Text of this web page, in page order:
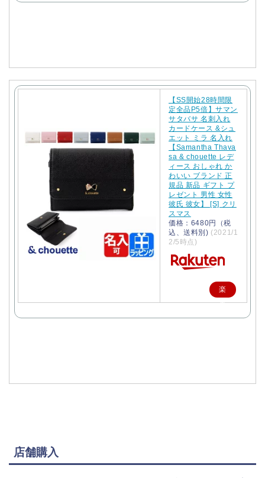
で
【SS開始28時間限
定全品P5倍】サマン
サタバサ 名刺入れ
カードケース &シュ
エット ミラ 名入れ
【Samantha Thava
sa & chouette レデ
ィース おしゃれ か
わいい ブランド 正
規品 新品 ギフト プ
レゼント 男性 女性
彼氏 彼女】 [S] クリ
スマス
価格：6480円（税
込、送料別) (2021/1
2/5時点)
楽
天
で
店舗購入